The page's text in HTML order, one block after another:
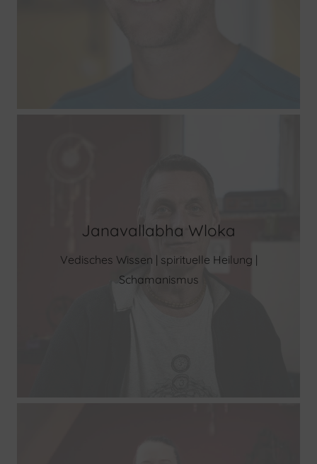
Janavallabha Wloka
Vedisches Wissen | spirituelle Heilung |
Schamanismus